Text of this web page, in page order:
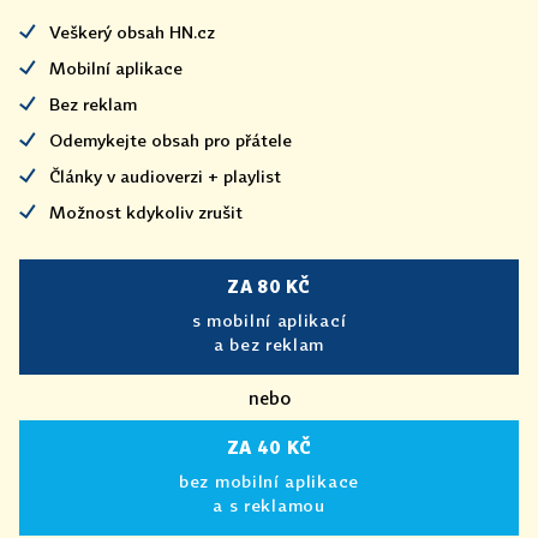
Veškerý obsah HN.cz
Mobilní aplikace
Bez reklam
Odemykejte obsah pro přátele
Články v audioverzi + playlist
Možnost kdykoliv zrušit
ZA 80 KČ
s mobilní aplikací
a bez reklam
nebo
ZA 40 KČ
bez mobilní aplikace
a s reklamou